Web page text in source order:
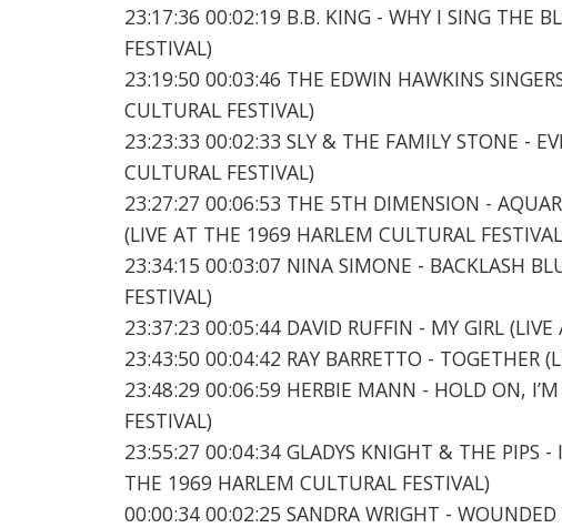
23:17:36 00:02:19 B.B. KING - WHY I SING THE
FESTIVAL)
23:19:50 00:03:46 THE EDWIN HAWKINS
CULTURAL FESTIVAL)
23:23:33 00:02:33 SLY & THE FAMILY STONE -
CULTURAL FESTIVAL)
23:27:27 00:06:53 THE 5TH DIMENSION -
(LIVE AT THE 1969 HARLEM CULTURAL
23:34:15 00:03:07 NINA SIMONE - BACKLASH
FESTIVAL)
23:37:23 00:05:44 DAVID RUFFIN - MY GIRL
23:43:50 00:04:42 RAY BARRETTO - TOGETHER
23:48:29 00:06:59 HERBIE MANN - HOLD ON,
FESTIVAL)
23:55:27 00:04:34 GLADYS KNIGHT & THE PIPS -
THE 1969 HARLEM CULTURAL FESTIVAL)
00:00:34 00:02:25 SANDRA WRIGHT -